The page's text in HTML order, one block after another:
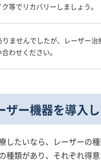
等でリカバリーしましょう。
ませんでしたが、レーザー
わせください。
ザー機器を導入
したいなら、レーザーの
種類があり、それぞれ得